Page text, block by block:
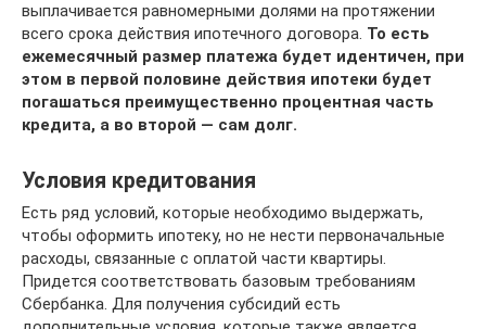
выплачивается равномерными долями на протяжении
всего срока действия ипотечного договора. То есть
ежемесячный размер платежа будет идентичен, при
этом в первой половине действия ипотеки будет
погашаться преимущественно процентная часть
кредита, а во второй — сам долг.
Условия кредитования
Есть ряд условий, которые необходимо выдержать,
чтобы оформить ипотеку, но не нести первоначальные
расходы, связанные с оплатой части квартиры.
Придется соответствовать базовым требованиям
Сбербанка. Для получения субсидий есть